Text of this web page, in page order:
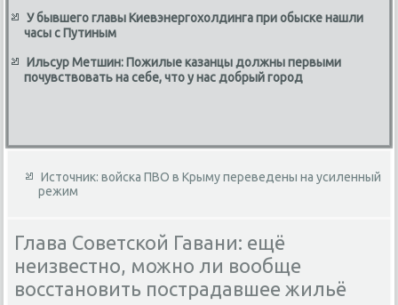
У бывшего главы Киевэнергохолдинга при обыске нашли
часы с Путиным
Ильсур Метшин: Пожилые казанцы должны первыми
почувствовать на себе, что у нас добрый город
Источник: войска ПВО в Крыму переведены на усиленный
режим
Глава Советской Гавани: ещё
неизвестно, можно ли вообще
восстановить пострадавшее жильё